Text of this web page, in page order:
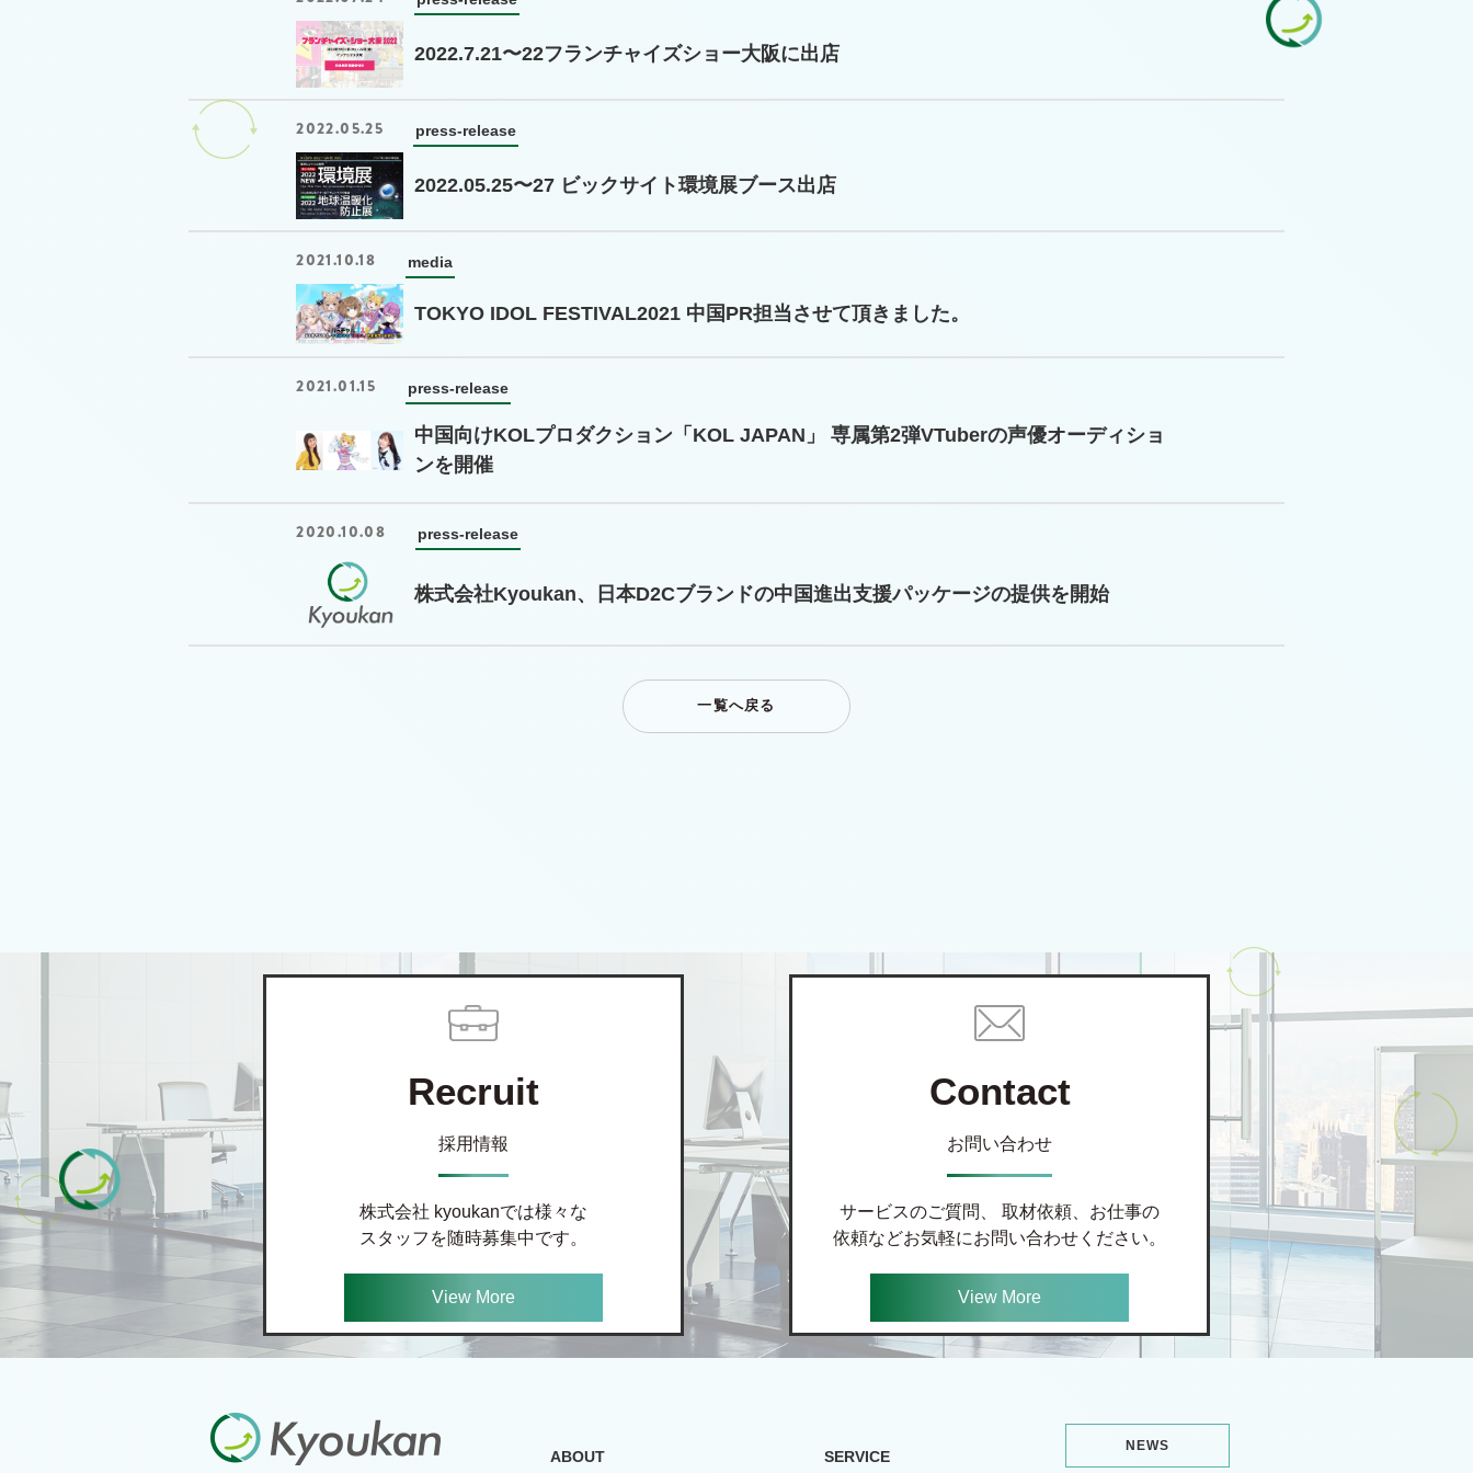
2022.7.21〜22フランチャイズショー大阪に出店
2022.05.25 press-release
2022.05.25〜27 ビックサイト環境展ブース出店
2021.10.18 media
TOKYO IDOL FESTIVAL2021 中国PR担当させて頂きました。
2021.01.15 press-release
中国向けKOLプロダクション「KOL JAPAN」 専属第2弾VTuberの声優オーディショ
ンを開催
2020.10.08 press-release
株式会社Kyoukan、日本D2Cブランドの中国進出支援パッケージの提供を開始
一覧へ戻る
Recruit
採用情報
株式会社 kyoukanでは様々な
スタッフを随時募集中です。
View More
Contact
お問い合わせ
サービスのご質問、 取材依頼、お仕事の
依頼などお気軽にお問い合わせください。
View More
ABOUT SERVICE
NEWS